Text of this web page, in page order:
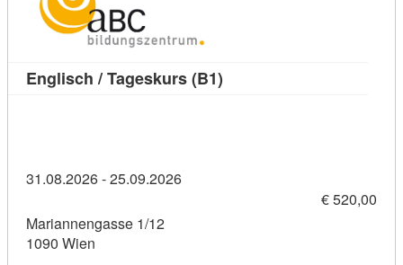
Englisch / Tageskurs (B1)
31.08.2026 - 25.09.2026
€ 520,00
Mariannengasse 1/12
1090 Wien